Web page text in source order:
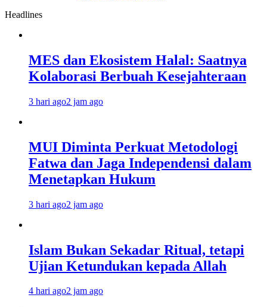
Headlines
MES dan Ekosistem Halal: Saatnya
Kolaborasi Berbuah Kesejahteraan
3 hari ago2 jam ago
MUI Diminta Perkuat Metodologi
Fatwa dan Jaga Independensi dalam
Menetapkan Hukum
3 hari ago2 jam ago
Islam Bukan Sekadar Ritual, tetapi
Ujian Ketundukan kepada Allah
4 hari ago2 jam ago